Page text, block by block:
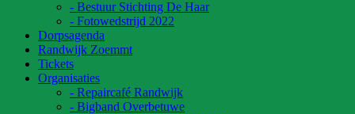
- Bestuur Stichting De Haar
- Fotowedstrijd 2022
Dorpsagenda
Randwijk Zoemmt
Tickets
Organisaties
- Repaircafé Randwijk
- Bigband Overbetuwe